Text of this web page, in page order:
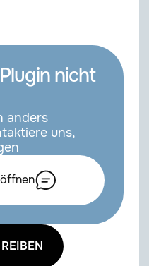
nicht
anders
uns,